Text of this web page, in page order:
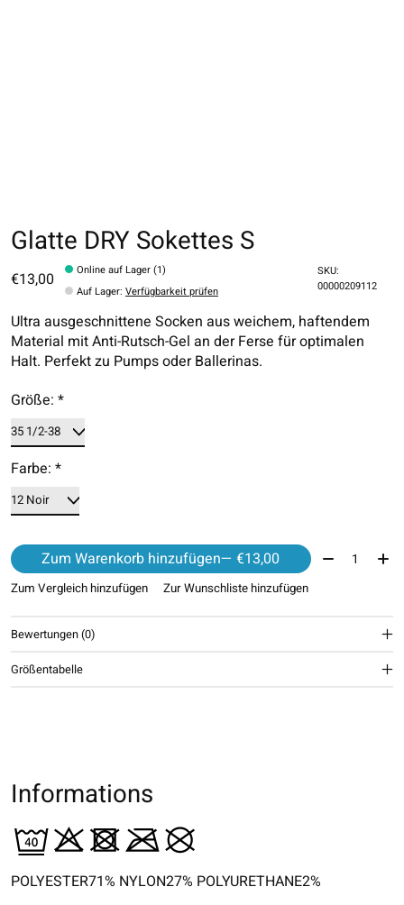
Glatte DRY Sokettes S
€13,00
Online auf Lager (1)
Auf Lager:Verfügbarkeit prüfen
SKU:
00000209112
Ultra ausgeschnittene Socken aus weichem, haftendem
Material mit Anti-Rutsch-Gel an der Ferse für optimalen
Halt. Perfekt zu Pumps oder Ballerinas.
Größe: *
Farbe: *
Zum Warenkorb hinzufügen — €13,00 Menge:
Zum Vergleich hinzufügen Zur Wunschliste hinzufügen
Bewertungen (0)
Größentabelle
Informations
POLYESTER71% NYLON27% POLYURETHANE2%